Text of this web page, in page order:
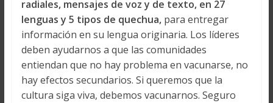
radiales, mensajes de voz y de texto, en 27
lenguas y 5 tipos de quechua,para entregar
información en su lengua originaria. Los líderes
deben ayudarnos a que las comunidades
entiendan que no hay problema en vacunarse, no
hay efectos secundarios. Si queremos que la
cultura siga viva, debemos vacunarnos. Seguro